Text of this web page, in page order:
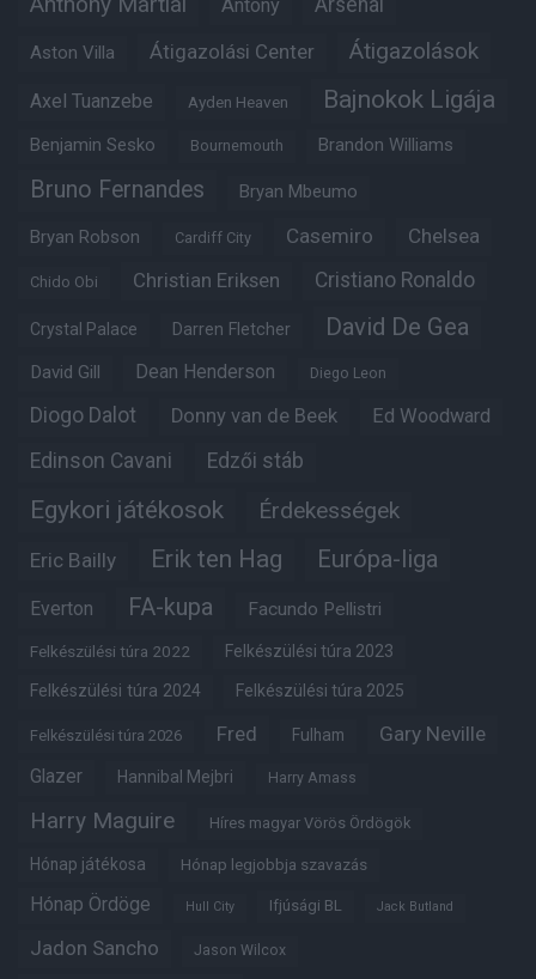
Antony Arsenal
Aston Villa Átigazolási Center Átigazolások
Axel Tuanzebe Ayden Heaven Bajnokok Ligája
Benjamin Sesko Bournemouth Brandon Williams
Bruno Fernandes Bryan Mbeumo
Bryan Robson Cardiff City Casemiro Chelsea
Chido Obi Christian Eriksen Cristiano Ronaldo
Crystal Palace Darren Fletcher David De Gea
David Gill Dean Henderson Diego Leon
Diogo Dalot Donny van de Beek Ed Woodward
Edinson Cavani Edzői stáb
Egykori játékosok Érdekességek
Eric Bailly Erik ten Hag Európa-liga
Everton FA-kupa Facundo Pellistri
Felkészülési túra 2022 Felkészülési túra 2023
Felkészülési túra 2024 Felkészülési túra 2025
Felkészülési túra 2026 Fred Fulham Gary Neville
Glazer Hannibal Mejbri Harry Amass
Harry Maguire Híres magyar Vörös Ördögök
Hónap játékosa Hónap legjobbja szavazás
Hónap Ördöge Hull City Ifjúsági BL Jack Butland
Jadon Sancho Jason Wilcox